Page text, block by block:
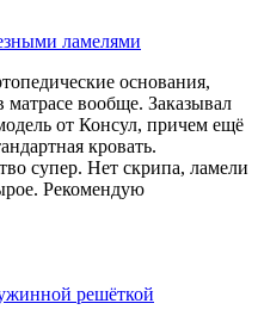
ламелями
основания,
вообще. Заказывал
от Консул, причем ещё
кровать.
супер. Нет скрипа, ламели
Рекомендую
решёткой